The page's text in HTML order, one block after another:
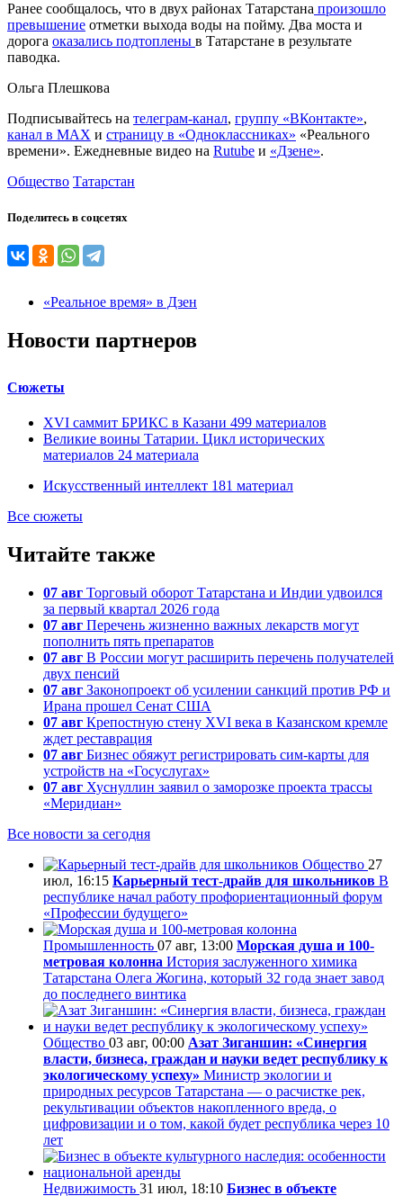
Ранее сообщалось, что в двух районах Татарстана произошло
превышение отметки выхода воды на пойму. Два моста и
дорога оказались подтоплены в Татарстане в результате
паводка.
Ольга Плешкова
Подписывайтесь на телеграм-канал, группу «ВКонтакте»,
канал в MAX и страницу в «Одноклассниках» «Реального
времени». Ежедневные видео на Rutube и «Дзене».
Общество Татарстан
Поделитесь в соцсетях
«Реальное время» в Дзен
Новости партнеров
Сюжеты
XVI саммит БРИКС в Казани 499 материалов
Великие воины Татарии. Цикл исторических
материалов 24 материала
Искусственный интеллект 181 материал
Все сюжеты
Читайте также
07 авг Торговый оборот Татарстана и Индии удвоился
за первый квартал 2026 года
07 авг Перечень жизненно важных лекарств могут
пополнить пять препаратов
07 авг В России могут расширить перечень получателей
двух пенсий
07 авг Законопроект об усилении санкций против РФ и
Ирана прошел Сенат США
07 авг Крепостную стену XVI века в Казанском кремле
ждет реставрация
07 авг Бизнес обяжут регистрировать сим-карты для
устройств на «Госуслугах»
07 авг Хуснуллин заявил о заморозке проекта трассы
«Меридиан»
Все новости за сегодня
Общество 27
июл, 16:15 Карьерный тест-драйв для школьников В
республике начал работу профориентационный форум
«Профессии будущего»
Промышленность 07 авг, 13:00 Морская душа и 100-
метровая колонна История заслуженного химика
Татарстана Олега Жогина, который 32 года знает завод
до последнего винтика
Общество 03 авг, 00:00 Азат Зиганшин: «Синергия
власти, бизнеса, граждан и науки ведет республику к
экологическому успеху» Министр экологии и
природных ресурсов Татарстана — о расчистке рек,
рекультивации объектов накопленного вреда, о
цифровизации и о том, какой будет республика через 10
лет
Недвижимость 31 июл, 18:10 Бизнес в объекте